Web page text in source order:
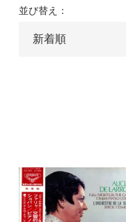
並び替え：